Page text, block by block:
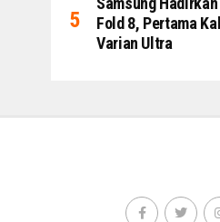
Fold 8, Pertama
Varian Ultra